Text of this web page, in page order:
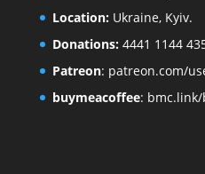
Location:Ukraine, Kyiv.
Donations:4441 1144
Patreon: patreon.com/
buymeacoffee: